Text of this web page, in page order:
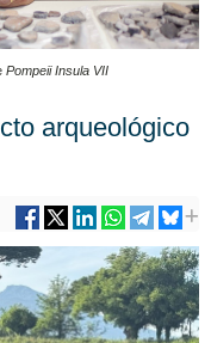
Pompeii Insula VII
arqueológico